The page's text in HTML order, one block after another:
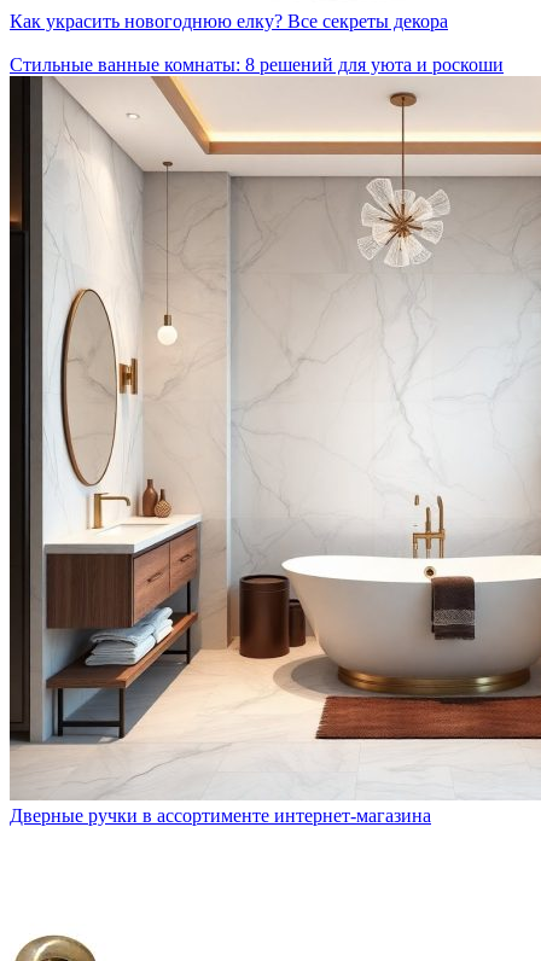
Как украсить новогоднюю елку? Все секреты декора
Стильные ванные комнаты: 8 решений для уюта и роскоши
Дверные ручки в ассортименте интернет-магазина